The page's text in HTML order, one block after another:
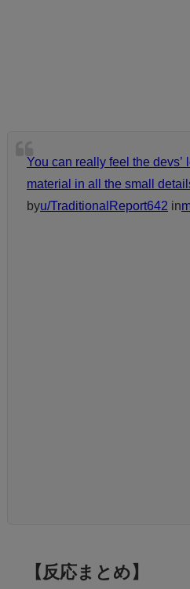
You can really feel the devs’
material in all the small
byu/TraditionalReport642 in
【反応まとめ】